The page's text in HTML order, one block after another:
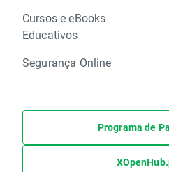
Cursos e eBooks
Educativos
Segurança Online
Programa de